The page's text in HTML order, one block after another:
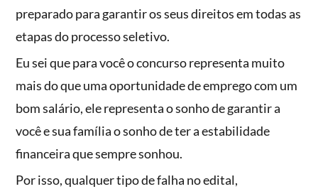
preparado para garantir os seus direitos em todas as
etapas do processo seletivo.
Eu sei que para você o concurso representa muito
mais do que uma oportunidade de emprego com um
bom salário, ele representa o sonho de garantir a
você e sua família o sonho de ter a estabilidade
financeira que sempre sonhou.
Por isso, qualquer tipo de falha no edital,